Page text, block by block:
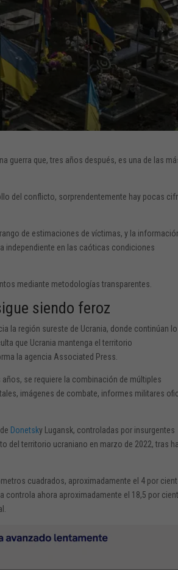
guerra que, tres años después, es una de las
del conflicto, sorprendentemente hay pocas
de estimaciones de víctimas, y la
independiente en las caóticas condiciones
mediante metodologías transparentes.
siendo feroz
la región sureste de Ucrania, donde continúan
que Ucrania mantenga el territorio
la agencia Associated Press.
se requiere la combinación de múltiples
imágenes de combate, informes militares
Donetsky Lugansk, controladas por insurgentes
del territorio ucraniano en marzo de 2022, tras
cuadrados, aproximadamente el 4 por
controla ahora aproximadamente el 18,5 por